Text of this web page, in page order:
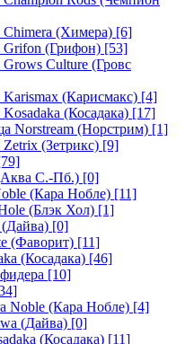
(Химера) [6]
Grifon (Грифон) [53]
Culture (Гровс
(Карисмакс) [4]
(Косадака) [17]
Norstream (Норстрим) [1]
(Зетрикс) [9]
С.-Пб.) [0]
(Кара Нобле) [11]
(Блэк Хол) [1]
[0]
(Фаворит) [11]
(Косадака) [46]
[10]
Noble (Кара Нобле) [4]
(Дайва) [0]
(Косадака) [11]